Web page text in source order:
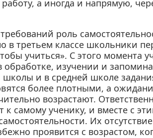
а иногда и напрямую,
роль
третьем классе школьники
учиться». С этого момента
изучении и
и в средней школе
более плотными, а
возрастают.
самому ученику, и вместе с
Их
проявится с возрастом,